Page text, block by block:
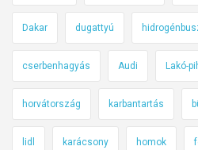
Dakar dugattyú
cserbenhagyás Audi Lakó-
horvátország karbantartás
lidl karácsony homok